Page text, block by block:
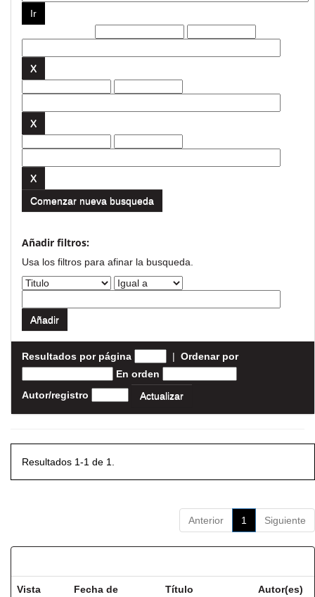
Comenzar nueva busqueda
Añadir filtros:
Usa los filtros para afinar la busqueda.
Resultados por página | Ordenar por
En orden
Autor/registro
Resultados 1-1 de 1.
Anterior 1 Siguiente
Vista
Fecha de
Título Autor(es)